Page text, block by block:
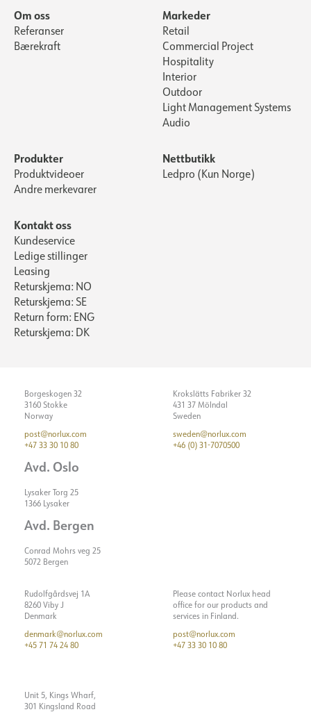
Om oss
Referanser
Bærekraft
Markeder
Retail
Commercial Project
Hospitality
Interior
Outdoor
Light Management Systems
Audio
Produkter
Produktvideoer
Andre merkevarer
Nettbutikk
Ledpro (Kun Norge)
Kontakt oss
Kundeservice
Ledige stillinger
Leasing
Returskjema: NO
Returskjema: SE
Return form: ENG
Returskjema: DK
Borgeskogen 32
3160 Stokke
Norway
post@norlux.com
+47 33 30 10 80
Avd. Oslo
Lysaker Torg 25
1366 Lysaker
Avd. Bergen
Conrad Mohrs veg 25
5072 Bergen
Krokslätts Fabriker 32
431 37 Mölndal
Sweden
sweden@norlux.com
+46 (0) 31-7070500
Rudolfgårdsvej 1A
8260 Viby J
Denmark
denmark@norlux.com
+45 71 74 24 80
Please contact Norlux head
office for our products and
services in Finland.
post@norlux.com
+47 33 30 10 80
Unit 5, Kings Wharf,
301 Kingsland Road